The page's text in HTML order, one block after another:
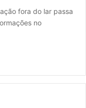
fora do lar passa
no